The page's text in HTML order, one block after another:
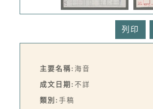
列印
主要名稱: 海音
成文日期: 不詳
類別: 手稿